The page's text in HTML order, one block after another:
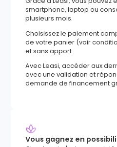
smartphone, laptop ou
plusieurs mois.
Choisissez le paiement
de votre panier (voir
et sans apport.
Avec Leasi, accéder aux
avec une validation et
demande de financement
Vous gagnez en